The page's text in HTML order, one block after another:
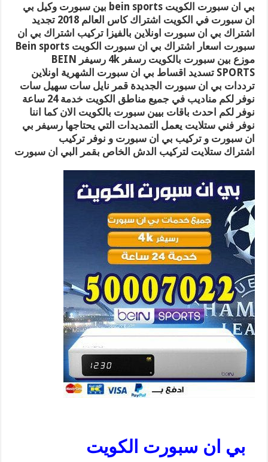
بي ان سبورت الكويت bein sports بين سبورت وكيل بي
ان سبورت في الكويت اشتراك كاس العالم 2018 تجديد
اشتراك بي ان سبورت اونلاين بالفيزا تركيب اشتراك بي ان
سبورت اسعار اشتراك بي ان سبورت الكويت Bein sports
موزع بين سبورت بالكويت رسفر 4k رسيفر BEIN
SPORTS تسديد اقساط بي ان سبورت الشهرية اونلاين
ترددات بي ان سبورت الجديدة قمر نايل سات سهيل سات
نوفر لكم مناديب في جميع مناطق الكويت خدمة 24 ساعة
نوفر لكم احدث باقات بيين سبورت بالكويت الان كما اننا
نوفر فني ستلايت يعمل التمديدات التي يحتاجها رسيفر بي
ان سبورت و تركيب بي ان سبورت و نوفر تركيب
اشتراك ستلايت لتركيب الدش الخاص بقمر البي ان سبورت
بي ان سبورت الكويت